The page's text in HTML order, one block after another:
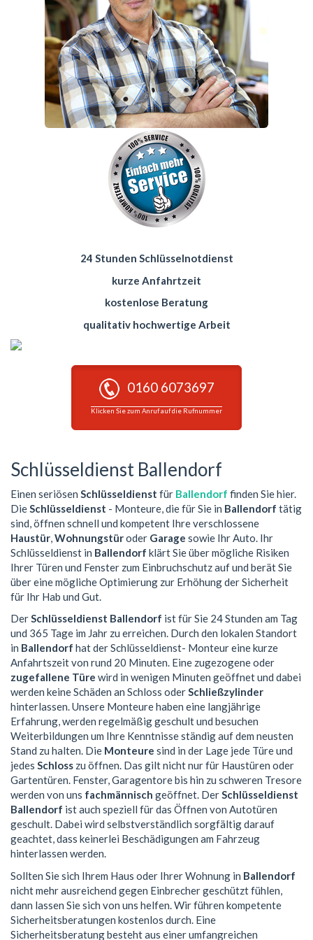
24 Stunden Schlüsselnotdienst
kurze Anfahrtzeit
kostenlose Beratung
qualitativ hochwertige Arbeit
0160 6073697
Klicken Sie zum Anruf auf die Rufnummer
Schlüsseldienst Ballendorf
Einen seriösen Schlüsseldienst für Ballendorf finden Sie hier.
DieSchlüsseldienst - Monteure, die für Sie in Ballendorf tätig
sind, öffnen schnell und kompetent Ihre verschlossene
Haustür,Wohnungstüroder Garage sowie Ihr Auto. Ihr
Schlüsseldienst in Ballendorf klärt Sie über mögliche Risiken
Ihrer Türen und Fenster zum Einbruchschutz auf und berät Sie
über eine mögliche Optimierung zur Erhöhung der Sicherheit
für Ihr Hab und Gut.
DerSchlüsseldienst Ballendorf ist für Sie 24 Stunden am Tag
und 365 Tage im Jahr zu erreichen. Durch den lokalen Standort
in Ballendorf hat der Schlüsseldienst- Monteur eine kurze
Anfahrtszeit von rund 20 Minuten. Eine zugezogene oder
zugefallene Türe wird in wenigen Minuten geöffnet und dabei
werden keine Schäden an Schloss oderSchließzylinder
hinterlassen. Unsere Monteure haben eine langjährige
Erfahrung, werden regelmäßig geschult und besuchen
Weiterbildungen um Ihre Kenntnisse ständig auf dem neusten
Stand zu halten. Die Monteure sind in der Lage jede Türe und
jedes Schloss zu öffnen. Das gilt nicht nur für Haustüren oder
Gartentüren. Fenster, Garagentore bis hin zu schweren Tresore
werden von uns fachmännisch geöffnet. DerSchlüsseldienst
Ballendorf ist auch speziell für das Öffnen von Autotüren
geschult. Dabei wird selbstverständlich sorgfältig darauf
geachtet, dass keinerlei Beschädigungen am Fahrzeug
hinterlassen werden.
Sollten Sie sich Ihrem Haus oder Ihrer Wohnung in Ballendorf
nicht mehr ausreichend gegen Einbrecher geschützt fühlen,
dann lassen Sie sich von uns helfen. Wir führen kompetente
Sicherheitsberatungen kostenlos durch. Eine
Sicherheitsberatung besteht aus einer umfangreichen